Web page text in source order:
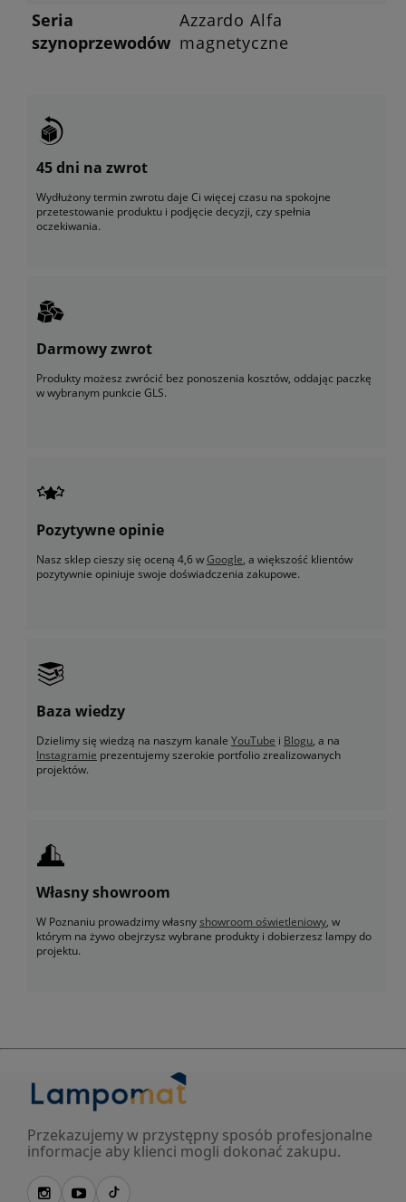
Seria
szynoprzewodów
Azzardo Alfa
magnetyczne
45 dni na zwrot
Wydłużony termin zwrotu daje Ci więcej czasu na spokojne
przetestowanie produktu i podjęcie decyzji, czy spełnia
oczekiwania.
Darmowy zwrot
Produkty możesz zwrócić bez ponoszenia kosztów, oddając paczkę
w wybranym punkcie GLS.
Pozytywne opinie
Nasz sklep cieszy się oceną 4,6 wGoogle, a większość klientów
pozytywnie opiniuje swoje doświadczenia zakupowe.
Baza wiedzy
Dzielimy się wiedzą na naszym kanale YouTube i Blogu, a na
Instagramie prezentujemy szerokie portfolio zrealizowanych
projektów.
Własny showroom
W Poznaniu prowadzimy własnyshowroom oświetleniowy, w
którym na żywo obejrzysz wybrane produkty i dobierzesz lampy do
projektu.
Przekazujemy w przystępny sposób profesjonalne
informacje aby klienci mogli dokonać zakupu.